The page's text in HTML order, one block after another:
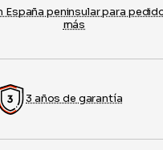
España peninsular para
más
3 años de garantía